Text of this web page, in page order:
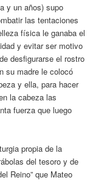
y un años) supo
las tentaciones
física le ganaba el
y evitar ser motivo
desfigurarse el rostro
su madre le colocó
y ella, para hacer
la cabeza las
fuerza que luego
propia de la
del tesoro y de
Reino” que Mateo